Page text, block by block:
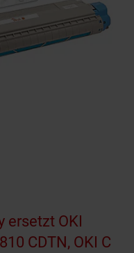
CDTN, OKI C